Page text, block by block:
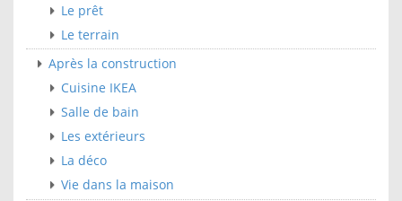
Le prêt
Le terrain
Après la construction
Cuisine IKEA
Salle de bain
Les extérieurs
La déco
Vie dans la maison